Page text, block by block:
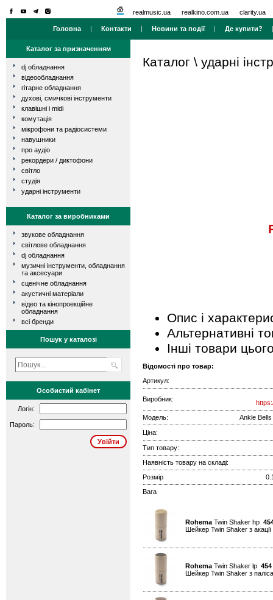
realmusic.ua realkino.com.ua clarity.ua
Головна | Контакти | Новини та події| Де купити?
Каталог за призначенням
dj обладнання
відеообладнання
гітарне обладнання
духові, смичкові інструменти
клавішні і midi
комутація
мікрофони та радіосистеми
навушники
про аудіо
рекордери / диктофони
світло
студія
ударні інструменти
Каталог за виробниками
звукове обладнання
світлове обладнання
dj обладнання
музичні інструменти, обладнання
та аксесуари
сценічне обладнання
акустичні матеріали
відео та кінопроекційне
обладнання
всі бренди
Пошук у каталозі
Особистий кабінет
Логін:
Пароль:
Каталог \ ударні
Опис і
Альтернативні
Інші товари
Відомості про товар:
Артикул:
Виробник:
Модель:
Ankle
Ціна:
Тип товару:
Наявність товару на складі:
Розмір
Вага
Rohema Twin Shaker hp
Шейкер Twin Shaker з
Rohema Twin Shaker lp 454
Шейкер Twin Shaker з